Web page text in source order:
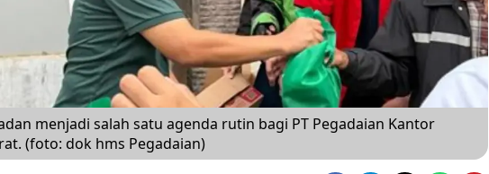
menjadi salah satu agenda rutin bagi PT Pegadaian Kantor
(foto: dok hms Pegadaian)